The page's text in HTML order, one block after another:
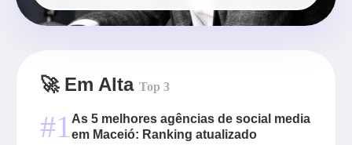
🚀 Em Alta Top 3
#1As 5 melhores agências de social media
em Maceió: Ranking atualizado